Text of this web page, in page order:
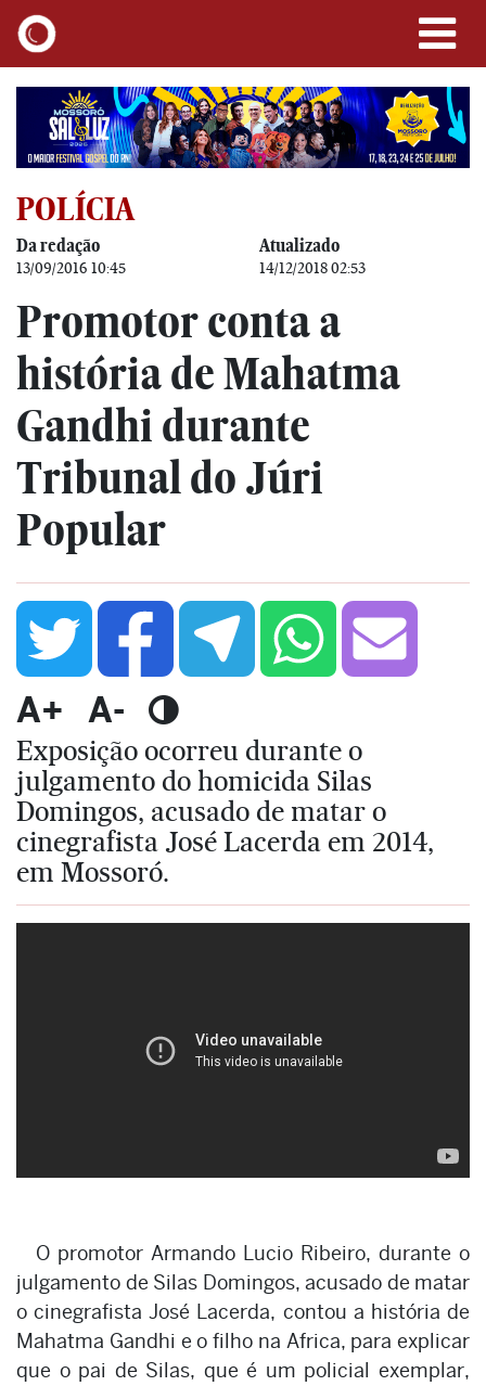
POLÍCIA
Da redação
13/09/2016 10:45
Atualizado
14/12/2018 02:53
Promotor conta a
história de Mahatma
Gandhi durante
Tribunal do Júri
Popular
A+ A-
Exposição ocorreu durante o
julgamento do homicida Silas
Domingos, acusado de matar o
cinegrafista José Lacerda em 2014,
em Mossoró.
O promotor Armando Lucio Ribeiro, durante o
julgamento de Silas Domingos, acusado de matar
o cinegrafista José Lacerda, contou a história de
Mahatma Gandhi e o filho na Africa, para explicar
que o pai de Silas, que é um policial exemplar,